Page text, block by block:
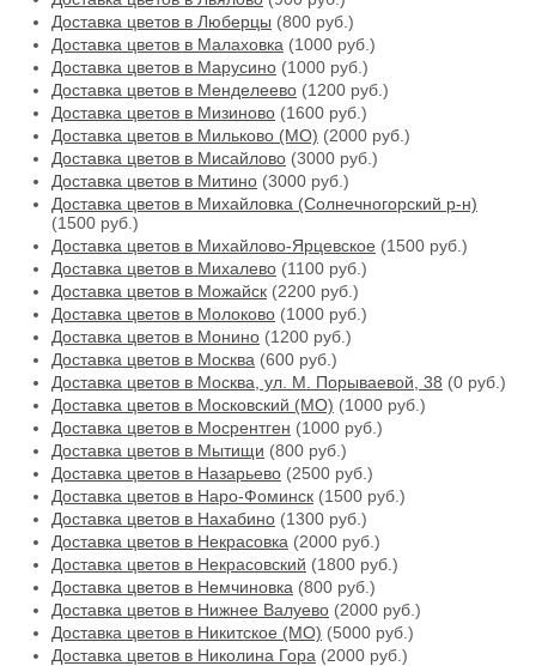
Доставка цветов в Люберцы (800 руб.)
Доставка цветов в Малаховка (1000 руб.)
Доставка цветов в Марусино (1000 руб.)
Доставка цветов в Менделеево (1200 руб.)
Доставка цветов в Мизиново (1600 руб.)
Доставка цветов в Мильково (МО) (2000 руб.)
Доставка цветов в Мисайлово (3000 руб.)
Доставка цветов в Митино (3000 руб.)
Доставка цветов в Михайловка (Солнечногорский р-н)
(1500 руб.)
Доставка цветов в Михайлово-Ярцевское (1500 руб.)
Доставка цветов в Михалево (1100 руб.)
Доставка цветов в Можайск (2200 руб.)
Доставка цветов в Молоково (1000 руб.)
Доставка цветов в Монино (1200 руб.)
Доставка цветов в Москва (600 руб.)
Доставка цветов в Москва, ул. М. Порываевой, 38 (0 руб.)
Доставка цветов в Московский (МО) (1000 руб.)
Доставка цветов в Мосрентген (1000 руб.)
Доставка цветов в Мытищи (800 руб.)
Доставка цветов в Назарьево (2500 руб.)
Доставка цветов в Наро-Фоминск (1500 руб.)
Доставка цветов в Нахабино (1300 руб.)
Доставка цветов в Некрасовка (2000 руб.)
Доставка цветов в Некрасовский (1800 руб.)
Доставка цветов в Немчиновка (800 руб.)
Доставка цветов в Нижнее Валуево (2000 руб.)
Доставка цветов в Никитское (МО) (5000 руб.)
Доставка цветов в Николина Гора (2000 руб.)